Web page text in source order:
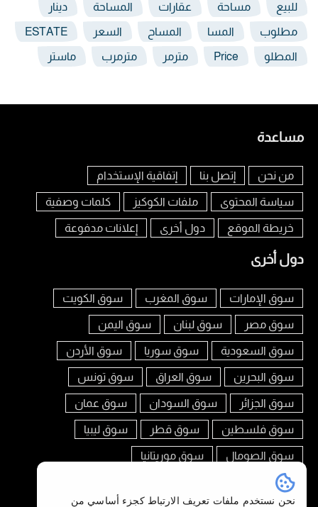
للبيع مساحة عقارات المساحة دينار
مطلوب المسا المساح السعر ESTATE
المطلو Price مترمر مترمرب ماستر
مساعدة
من نحن إتصل بنا إتفاقية الإستخدام
سياسة المحتوى ملفات الكوكيز كلمات وصفية
خريطة الموقع دول أخرى إعلانات مدفوعة
دول أخرى
سوق الإمارات سوق المغرب سوق الكويت
سوق مصر سوق لبنان سوق اليمن
سوق السعودية سوق سوريا سوق الأردن
سوق البحرين سوق العراق سوق تونس
سوق الجزائر سوق السودان سوق عمان
سوق فلسطين سوق قطر سوق ليبيا
سوق الصومال سوق موريتانيا
تابعنا على
نحن نستخدم ملفات تعريف الارتباط كجزء أساسي من